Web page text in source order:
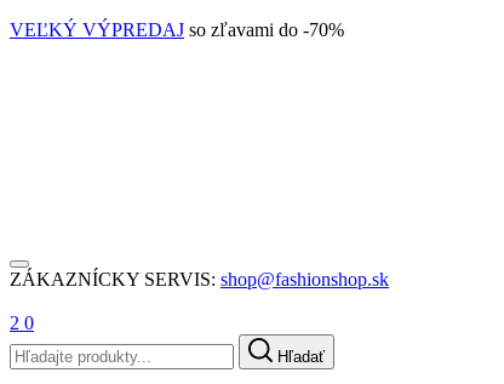
VEĽKÝ VÝPREDAJ so zľavami do -70%
ZÁKAZNÍCKY SERVIS: shop@fashionshop.sk
2 0
Hľadať